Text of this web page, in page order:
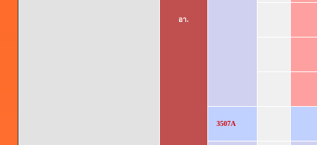
อา.
3507A